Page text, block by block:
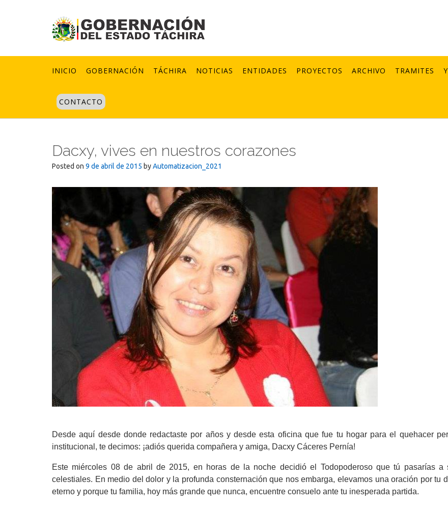
INICIO GOBERNACIÓN TÁCHIRA NOTICIAS ENTIDADES PROYECTOS ARCHIVO TRAMITES
CONTACTO
Dacxy, vives en nuestros corazones
Posted on 9 de abril de 2015 byAutomatizacion_2021
Desde aquí desde donde redactaste por años y desde esta oficina que fue tu hogar para el quehacer
institucional, te decimos: ¡adiós querida compañera y amiga, Dacxy Cáceres Pernía!
Este miércoles 08 de abril de 2015, en horas de la noche decidió el Todopoderoso que tú pasarías a
celestiales. En medio del dolor y la profunda consternación que nos embarga, elevamos una oración por tu
eterno y porque tu familia, hoy más grande que nunca, encuentre consuelo ante tu inesperada partida.